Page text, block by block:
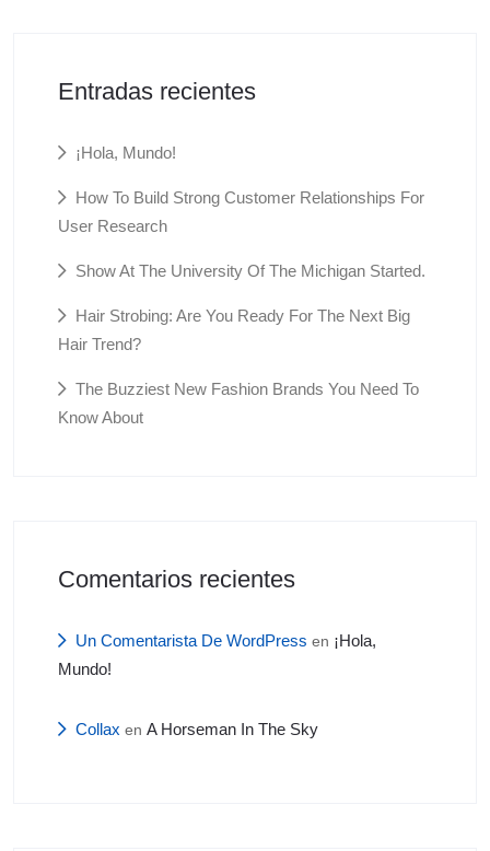
Entradas recientes
¡Hola, Mundo!
How To Build Strong Customer Relationships For
User Research
Show At The University Of The Michigan Started.
Hair Strobing: Are You Ready For The Next Big
Hair Trend?
The Buzziest New Fashion Brands You Need To
Know About
Comentarios recientes
Un Comentarista De WordPress en ¡Hola,
Mundo!
Collax en A Horseman In The Sky